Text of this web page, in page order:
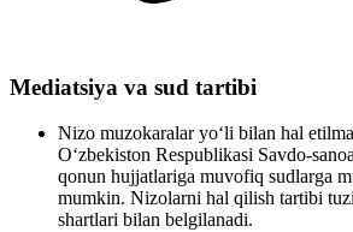
Mediatsiya va sud tartibi
Nizo muzokaralar yo‘li bilan hal
O‘zbekiston Respublikasi Savdo-
qonun hujjatlariga muvofiq sudlarga
mumkin. Nizolarni hal qilish tartibi
shartlari bilan belgilanadi.